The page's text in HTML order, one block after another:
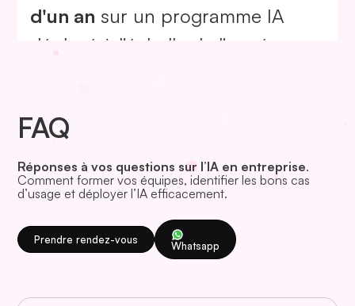
d'un an sur un programme IA
déployé à l'échelle de l'année :
courts. Le Lunch & Learn est l'un
de ces formats, conçu
spécifiquement avec les équipes
Samsung pour ancrer l'IA dans le
quotidien sans mobiliser de
Précédent Suivant
FAQ
Réponses à vos questions sur l’IA en entreprise.
Comment former vos équipes, identifier les bons cas
d’usage et déployer l’IA efficacement.
Prendre rendez-vous Whatsapp